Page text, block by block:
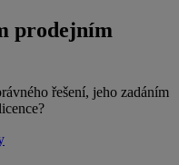
prodejním
řešení, jeho zadáním